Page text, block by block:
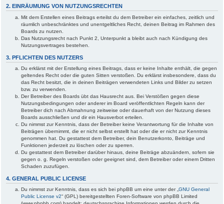
2. EINRÄUMUNG VON NUTZUNGSRECHTEN
Mit dem Erstellen eines Beitrags erteilst du dem Betreiber ein einfaches, zeitlich und
räumlich unbeschränktes und unentgeltliches Recht, deinen Beitrag im Rahmen des
Boards zu nutzen.
Das Nutzungsrecht nach Punkt 2, Unterpunkt a bleibt auch nach Kündigung des
Nutzungsvertrages bestehen.
3. PFLICHTEN DES NUTZERS
Du erklärst mit der Erstellung eines Beitrags, dass er keine Inhalte enthält, die gegen
geltendes Recht oder die guten Sitten verstoßen. Du erklärst insbesondere, dass du
das Recht besitzt, die in deinen Beiträgen verwendeten Links und Bilder zu setzen
bzw. zu verwenden.
Der Betreiber des Boards übt das Hausrecht aus. Bei Verstößen gegen diese
Nutzungsbedingungen oder anderer im Board veröffentlichten Regeln kann der
Betreiber dich nach Abmahnung zeitweise oder dauerhaft von der Nutzung dieses
Boards ausschließen und dir ein Hausverbot erteilen.
Du nimmst zur Kenntnis, dass der Betreiber keine Verantwortung für die Inhalte von
Beiträgen übernimmt, die er nicht selbst erstellt hat oder die er nicht zur Kenntnis
genommen hat. Du gestattest dem Betreiber, dein Benutzerkonto, Beiträge und
Funktionen jederzeit zu löschen oder zu sperren.
Du gestattest dem Betreiber darüber hinaus, deine Beiträge abzuändern, sofern sie
gegen o. g. Regeln verstoßen oder geeignet sind, dem Betreiber oder einem Dritten
Schaden zuzufügen.
4. GENERAL PUBLIC LICENSE
Du nimmst zur Kenntnis, dass es sich bei phpBB um eine unter der „ GNU General
Public License v2“ (GPL) bereitgestellten Foren-Software von phpBB Limited